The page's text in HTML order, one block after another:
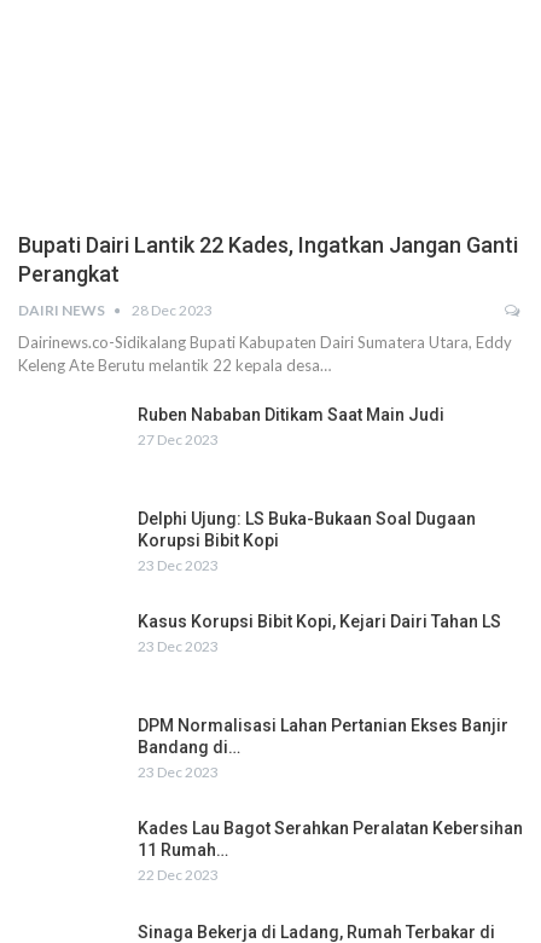
Bupati Dairi Lantik 22 Kades, Ingatkan Jangan Ganti
Perangkat
DAIRI NEWS 28 Dec 2023
Dairinews.co-Sidikalang Bupati Kabupaten Dairi Sumatera Utara, Eddy
Keleng Ate Berutu melantik 22 kepala desa…
Ruben Nababan Ditikam Saat Main Judi
27 Dec 2023
Delphi Ujung: LS Buka-Bukaan Soal Dugaan
Korupsi Bibit Kopi
23 Dec 2023
Kasus Korupsi Bibit Kopi, Kejari Dairi Tahan LS
23 Dec 2023
DPM Normalisasi Lahan Pertanian Ekses Banjir
Bandang di…
23 Dec 2023
Kades Lau Bagot Serahkan Peralatan Kebersihan
11 Rumah…
22 Dec 2023
Sinaga Bekerja di Ladang, Rumah Terbakar di